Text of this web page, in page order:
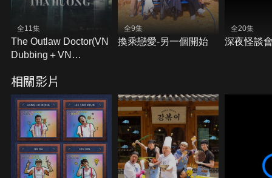
全11集
The Outlaw Doctor(VN
Dubbing＋VN
全9集
換乘戀愛-另一個開始
全20集
深夜怪談
相關影片